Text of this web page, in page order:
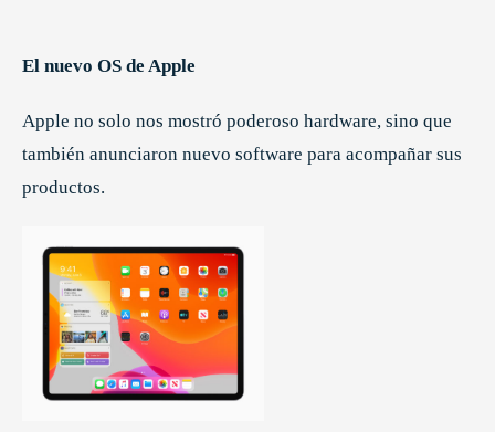
El nuevo OS de Apple
Apple no solo nos mostró poderoso hardware, sino que
también anunciaron nuevo software para acompañar sus
productos.